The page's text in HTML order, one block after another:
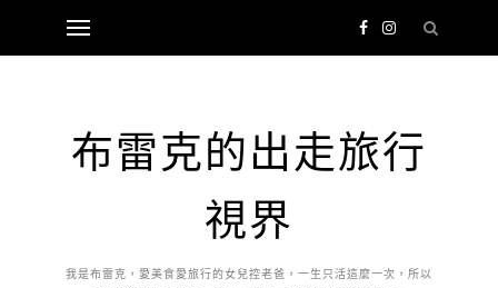
布雷克的出走旅行
視界
我是布雷克，愛美食愛旅行的女兒控老爸，一生只活這麼一次，所以